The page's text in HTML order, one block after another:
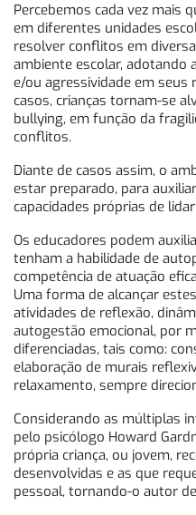
Percebemos cada vez mais
em diferentes unidades
resolver conflitos em
ambiente escolar, adotando
e/ou agressividade em
casos, crianças tornam-se
bullying, em função da
conflitos.
Diante de casos assim, o
estar preparado, para
capacidades próprias de
Os educadores podem
tenham a habilidade de
competência de atuação
Uma forma de alcançar
atividades de reflexão,
autogestão emocional, por
diferenciadas, tais como:
elaboração de murais
relaxamento, sempre
Considerando as múltiplas
pelo psicólogo Howard
própria criança, ou jovem,
desenvolvidas e as que
pessoal, tornando-o autor